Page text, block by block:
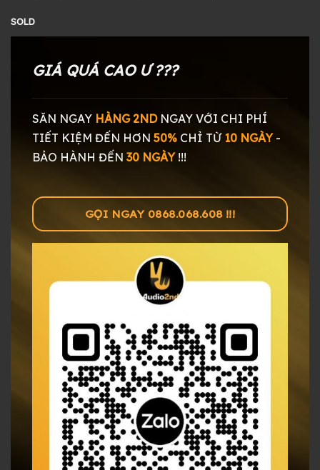
SOLD
GIÁ QUÁ CAO Ư ???
SĂN NGAY HÀNG 2NDNGAY VỚI CHI PHÍ
TIẾT KIỆM ĐẾN HƠN 50% CHỈ TỪ 10 NGÀY-
BẢO HÀNH ĐẾN 30 NGÀY!!!
GỌI NGAY 0868.068.608 !!!